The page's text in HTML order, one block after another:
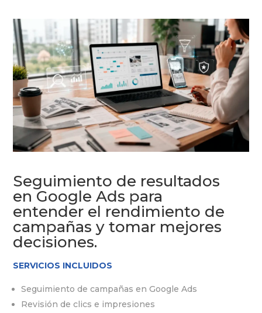
Seguimiento de resultados
en Google Ads para
entender el rendimiento de
campañas y tomar mejores
decisiones.
SERVICIOS INCLUIDOS
Seguimiento de campañas en Google Ads
Revisión de clics e impresiones